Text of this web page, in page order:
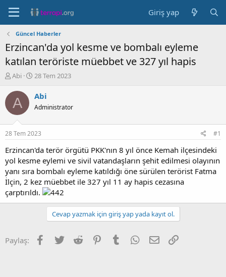
Giriş yap
Güncel Haberler
Erzincan'da yol kesme ve bombalı eyleme
katılan teröriste müebbet ve 327 yıl hapis
K
n
b
u
u
b
a
ş
l
a
t
a
n
Abi
B
ş
a
g
ı
ç
a
r
i
h
i
28 Tem 2023
A Abi
Administrator
28 Tem 2023 #1
Erzincan'da terör örgütü PKK'nın 8 yıl önce Kemah ilçesindeki
yol kesme eylemi ve sivil vatandaşların şehit edilmesi olayının
yanı sıra bombalı eyleme katıldığı öne sürülen terörist Fatma
İlçin, 2 kez müebbet ile 327 yıl 11 ay hapis cezasına
çarptırıldı.
Cevap yazmak için giriş yap yada kayıt ol.
Paylaş: Facebook
Twitter Reddit PinterestTumblr WhatsApp
E-posta